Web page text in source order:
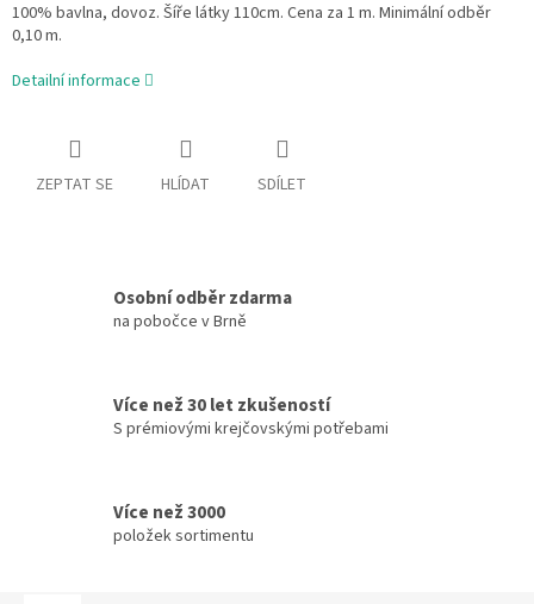
100% bavlna, dovoz. Šíře látky 110cm. Cena za 1 m. Minimální odběr
0,10 m.
Detailní informace
ZEPTAT SE HLÍDAT SDÍLET
Osobní odběr zdarma
na pobočce v Brně
Více než 30 let zkušeností
S prémiovými krejčovskými potřebami
Více než 3000
položek sortimentu